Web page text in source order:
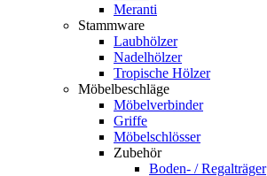
Meranti
Stammware
Laubhölzer
Nadelhölzer
Tropische Hölzer
Möbelbeschläge
Möbelverbinder
Griffe
Möbelschlösser
Zubehör
Boden- / Regalträger